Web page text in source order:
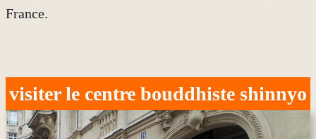
France.
visiter le centre bouddhiste shinnyo